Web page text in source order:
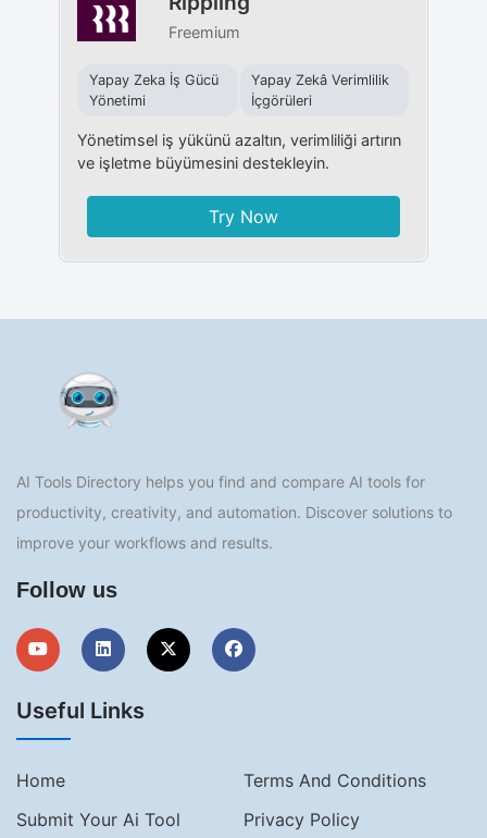
Freemium
Yapay Zeka İş Gücü
Yönetimi
Yapay Zekâ Verimlilik
İçgörüleri
Yönetimsel iş yükünü azaltın, verimliliği artırın
ve işletme büyümesini destekleyin.
Try Now
AI Tools Directory helps you find and compare AI tools for
productivity, creativity, and automation. Discover solutions to
improve your workflows and results.
Follow us
Useful Links
Home
Terms And Conditions
Submit Your Ai Tool
Privacy Policy